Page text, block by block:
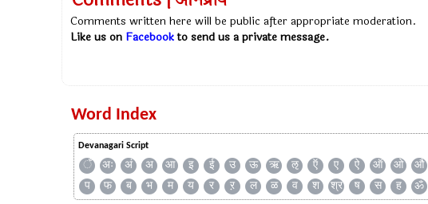
Comments written here will be public after appropriate moderation.
Like us on Facebookto send us a private message.
Word Index
Devanagari Script
ँ अः अं अ आ इ ई उ ऊ ऋ ऌ ऍ ए ऐ ऑ ओ औ
प
फ ब भ म य र ऱ ल ळ व श श्र ष स ह ॐ